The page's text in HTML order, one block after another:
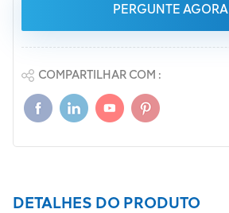
PERGUNTE AGORA
COMPARTILHAR COM :
DETALHES DO PRODUTO